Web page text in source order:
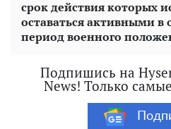
срок действия которых
оставаться активными в
период военного
Подпишись на
News! Только